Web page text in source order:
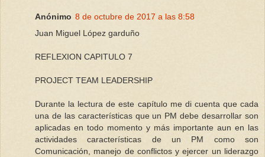
Anónimo 8 de octubre de 2017 a las 8:58
Juan Miguel López garduño
REFLEXION CAPITULO 7
PROJECT TEAM LEADERSHIP
Durante la lectura de este capítulo me di cuenta que cada
una de las características que un PM debe desarrollar son
aplicadas en todo momento y más importante aun en las
actividades características de un PM como son
Comunicación, manejo de conflictos y ejercer un liderazgo